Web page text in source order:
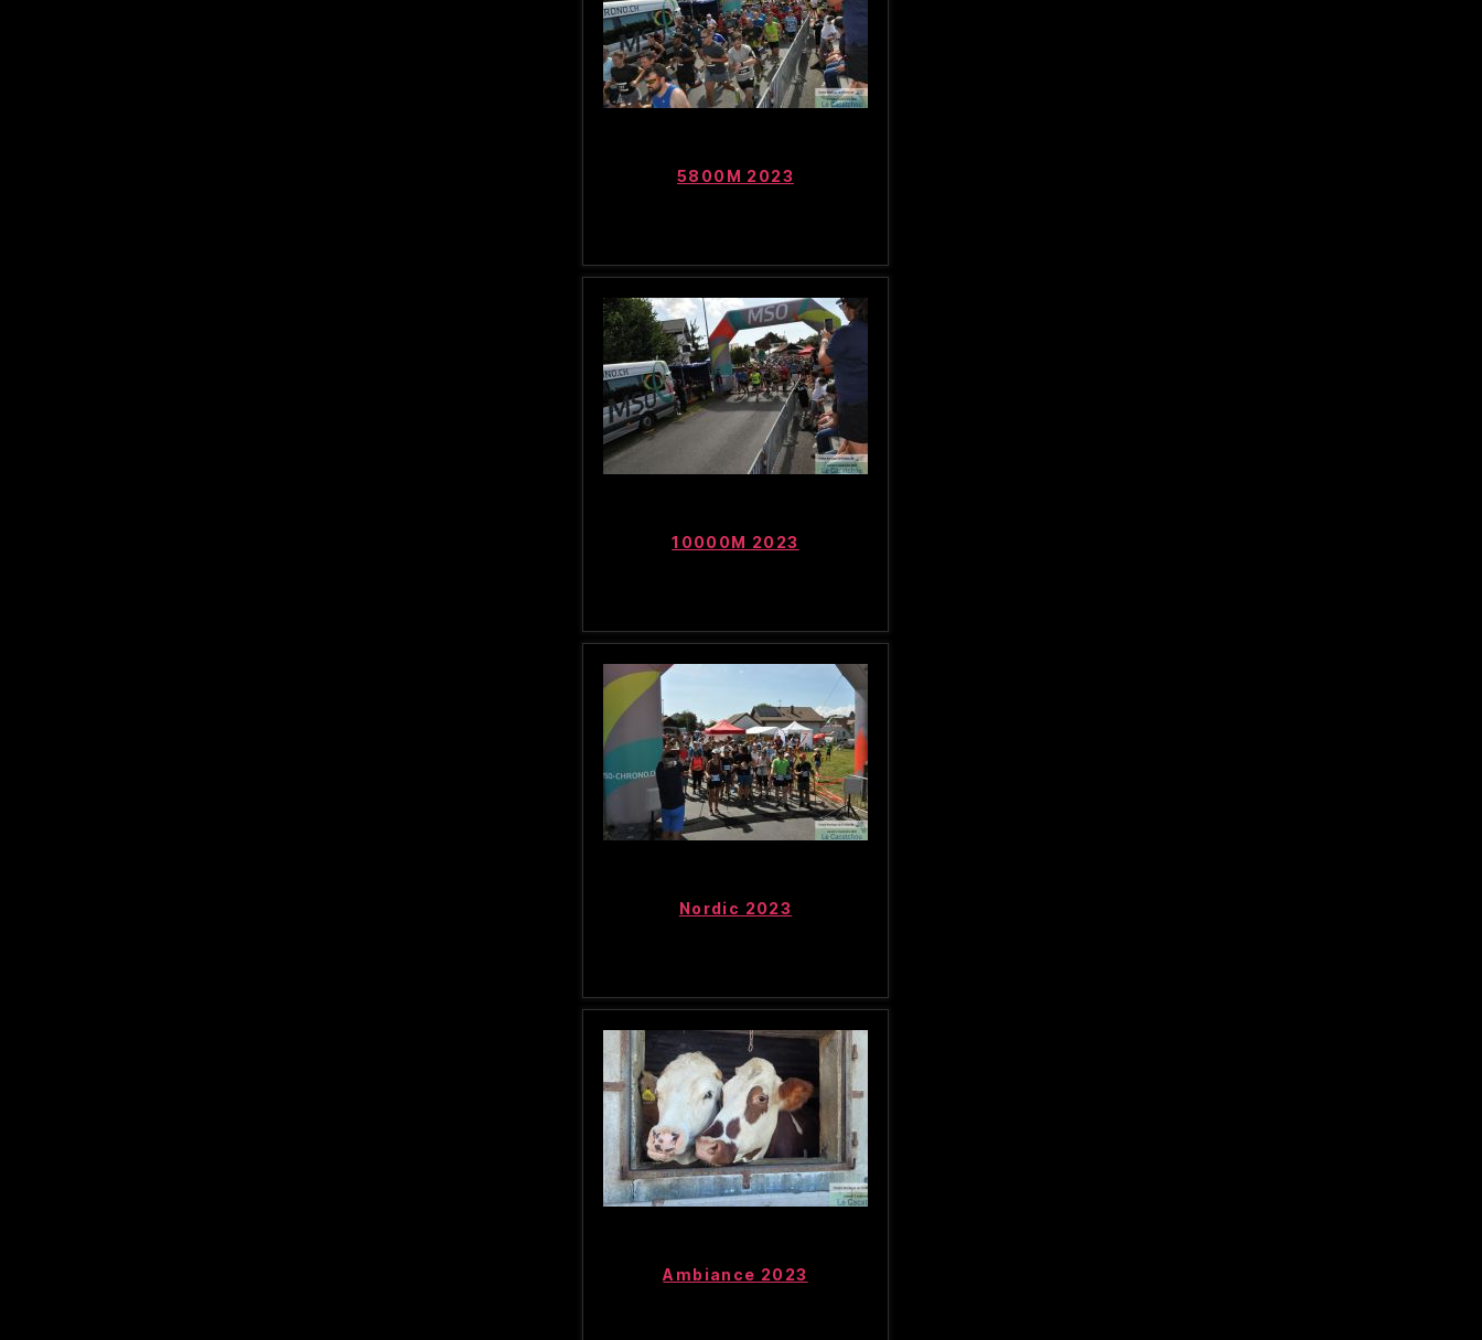
5800M 2023
10000M 2023
Nordic 2023
Ambiance 2023